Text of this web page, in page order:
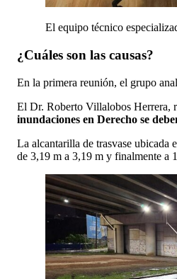
El equipo técnico
¿Cuáles son las causas?
En la primera reunión, el grupo
El Dr. Roberto Villalobos Herrera,
inundaciones en Derecho se
La alcantarilla de trasvase
de 3,19 m a 3,19 m y finalmente a